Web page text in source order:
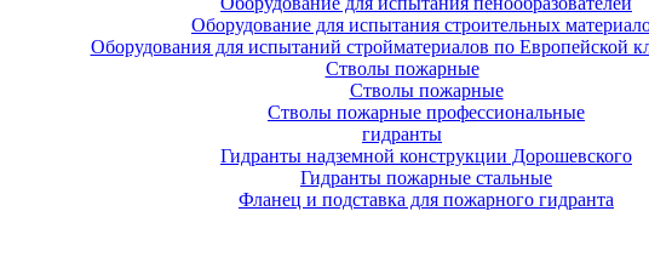
Оборудование для испытания строительных
Оборудования для испытаний стройматериалов по Европейской
Стволы пожарные
Стволы пожарные
Стволы пожарные профессиональные
гидранты
Гидранты надземной конструкции Дорошевского
Гидранты пожарные стальные
Фланец и подставка для пожарного гидранта